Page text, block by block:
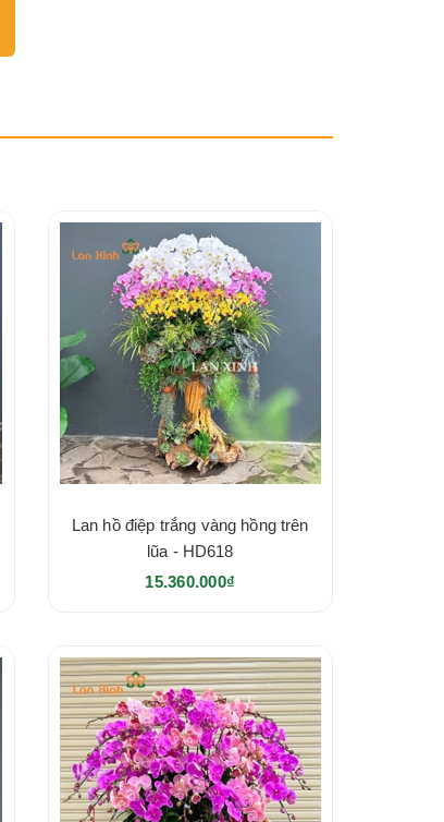
Lan hồ điệp trắng vàng hồng trên
lũa - HD618
15.360.000₫